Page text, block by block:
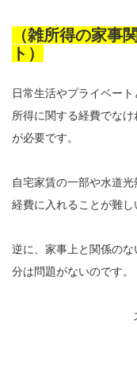
（雑所得の家事
ト）
日常生活やプライベー
所得に関する経費でな
が必要です。
自宅家賃の一部や水道
経費に入れることが難し
逆に、家事上と関係の
分は問題がないのです。